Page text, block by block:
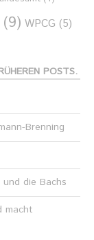
(9) WPCG (5)
POSTS.
Brenning
die Bachs
macht